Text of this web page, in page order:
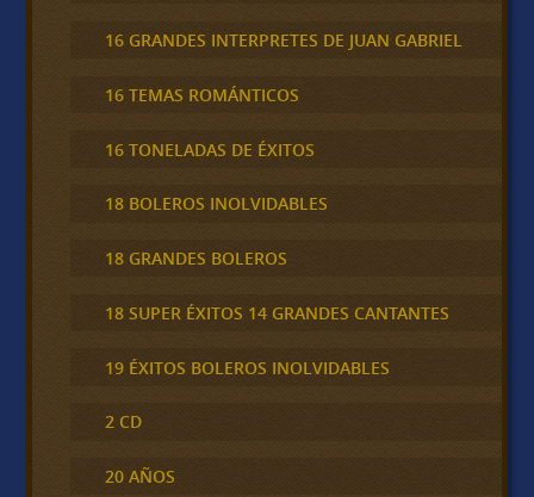
16 GRANDES INTERPRETES DE JUAN GABRIEL
16 TEMAS ROMÁNTICOS
16 TONELADAS DE ÉXITOS
18 BOLEROS INOLVIDABLES
18 GRANDES BOLEROS
18 SUPER ÉXITOS 14 GRANDES CANTANTES
19 ÉXITOS BOLEROS INOLVIDABLES
2 CD
20 AÑOS